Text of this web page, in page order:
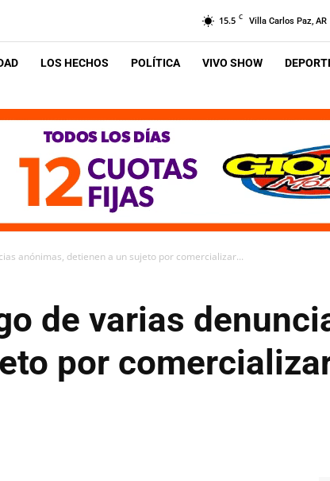
15.5 C Villa Carlos Paz, AR
LOS HECHOS POLÍTICA VIVO SHOW
anónimas, detienen a un sujeto por comercializar...
de varias
por